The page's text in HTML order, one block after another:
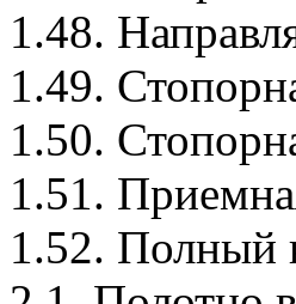
1.48.
1.49.
1.50.
1.51.
1.52. Полный